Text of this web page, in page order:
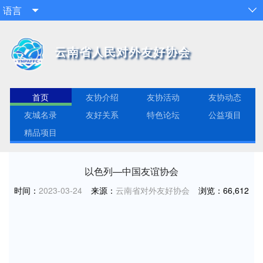
语言  
云南省人民对外友好协会
首页 友协介绍 友协活动
友协动态
友城名录
友好关系 特色论坛
公益项目
精品项目
以色列—中国友谊协会
时间： 2023-03-24 来源： 云南省对外友好协会 浏览： 66,612